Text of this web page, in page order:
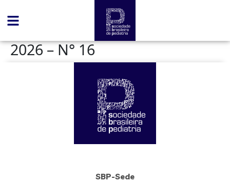
2026 – N° 16
SBP-Sede